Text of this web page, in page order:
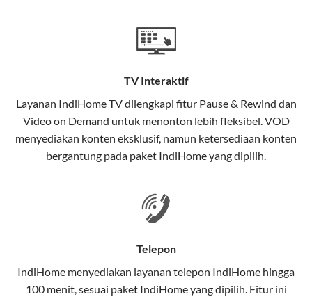
Teknologi di Balik WiFi IndiHome
Wifi IndiHome menggunakan teknologi Fiber To The
menggunakan kabel serat optik hingga ke rumah
pelanggan. Teknologi ini memiliki beberapa
keunggulan:
Kecepatan Tinggi
dibandingkan kabel tembaga atau DSL.
elektromagnetik, sehingga koneksi tetap lancar.
TV Interaktif
Layanan IndiHome TVdilengkapi fitur Pause & Rewind dan
Video on Demand untuk menonton lebih fleksibel. VOD
menyediakan konten eksklusif, namun ketersediaan konten
bergantung pada paket IndiHome yang dipilih.
Telepon
IndiHome menyediakan layanan telepon IndiHome hingga
100 menit, sesuai paket IndiHome yang dipilih. Fitur ini